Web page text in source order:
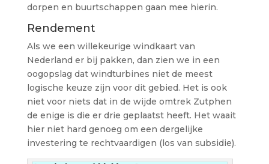
dorpen en buurtschappen gaan mee hierin.
Rendement
Als we een willekeurige windkaart van
Nederland er bij pakken, dan zien we in een
oogopslag dat windturbines niet de meest
logische keuze zijn voor dit gebied. Het is ook
niet voor niets dat in de wijde omtrek Zutphen
de enige is die er drie geplaatst heeft. Het waait
hier niet hard genoeg om een dergelijke
investering te rechtvaardigen (los van subsidie).